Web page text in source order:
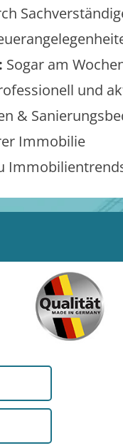
Sogar am
und
&
Immobilie